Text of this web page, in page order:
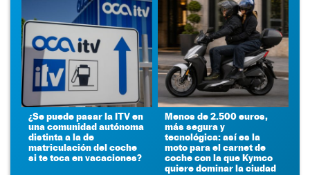
¿Se puede pasar la ITV en
una comunidad autónoma
distinta a la de
matriculación del coche
si te toca en vacaciones?
Menos de 2.500 euros,
más segura y
tecnológica: así es la
moto para el carnet de
coche con la que Kymco
quiere dominar la ciudad